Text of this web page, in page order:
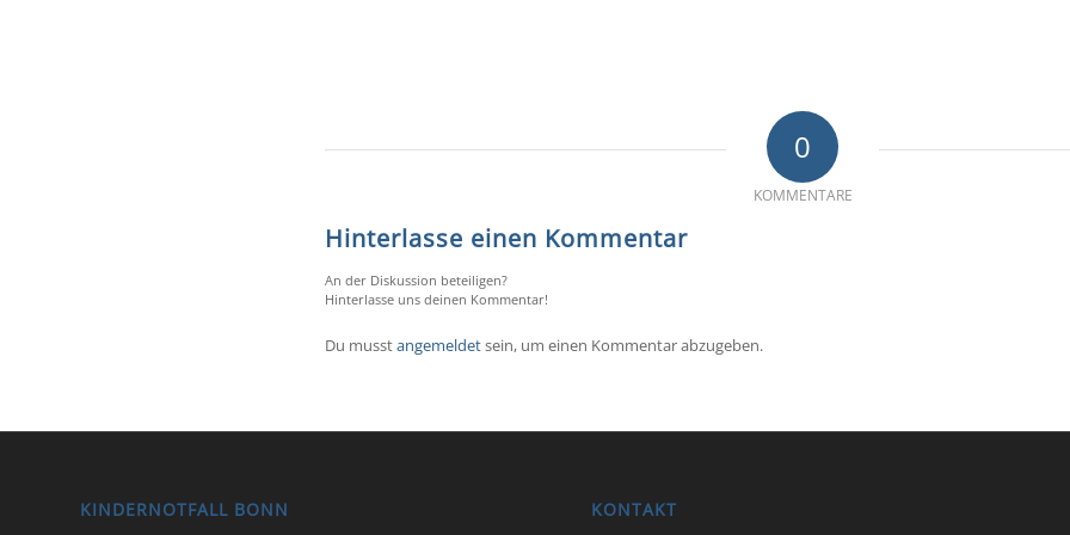
0
KOMMENTARE
Hinterlasse einen Kommentar
An der Diskussion beteiligen?
Hinterlasse uns deinen Kommentar!
Du musstangemeldetsein, um einen Kommentar abzugeben.
KINDERNOTFALL BONN KONTAKT